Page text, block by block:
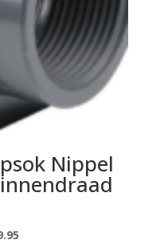
Nippel